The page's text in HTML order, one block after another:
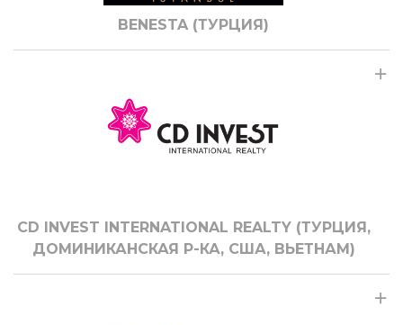
BENESTA (ТУРЦИЯ)
CD INVEST INTERNATIONAL REALTY (ТУРЦИЯ,
ДОМИНИКАНСКАЯ Р-КА, США, ВЬЕТНАМ)